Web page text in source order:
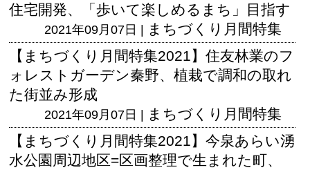
住宅開発、「歩いて楽しめるまち」目指す
2021年09月07日 | まちづくり月間特集
【まちづくり月間特集2021】住友林業のフ
ォレストガーデン秦野、植栽で調和の取れ
た街並み形成
2021年09月07日 | まちづくり月間特集
【まちづくり月間特集2021】今泉あらい湧
水公園周辺地区=区画整理で生まれた町、